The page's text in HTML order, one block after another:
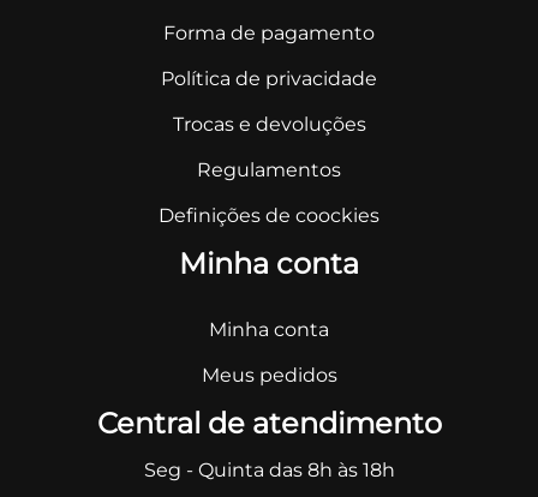
Forma de pagamento
Política de privacidade
Trocas e devoluções
Regulamentos
Definições de coockies
Minha conta
Minha conta
Meus pedidos
Central de atendimento
Seg - Quinta das 8h às 18h